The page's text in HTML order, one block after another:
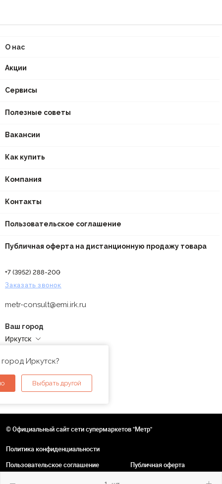
О нас
Акции
Сервисы
Полезные советы
Вакансии
Как купить
Компания
Контакты
Пользовательское соглашение
Публичная оферта на дистанционную продажу товара
+7 (3952) 288-200
Заказать звонок
metr-consult@emi.irk.ru
Ваш город
Иркутск
Иркутск?
Выбрать другой
© Официальный сайт сети супермаркетов "Метр"
Политика конфиденциальности
Пользовательское соглашение
Публичная оферта